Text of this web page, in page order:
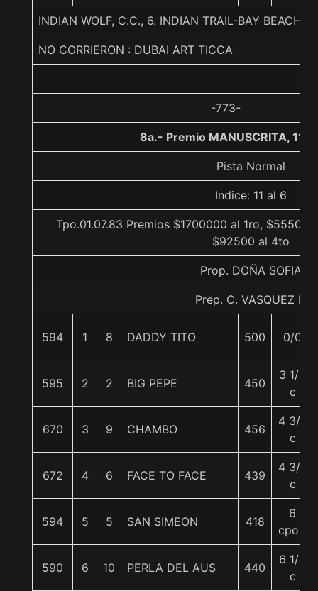
INDIAN WOLF, C.C., 6. INDIAN TRAIL-BAY BEACH-
NO CORRIERON : DUBAI ART TICCA
-773-
8a.- Premio MANUSCRITA,
Pista Normal
Indice: 11 al 6
Tpo.01.07.83 Premios $1700000 al 1ro,
$92500 al 4to
Prop. DOÑA SOFIA
Prep. C. VASQUEZ P.
594 1 8 DADDY TITO 500 0/0
595 2 2 BIG PEPE 450
3 1/2
c
670 3 9 CHAMBO 456
4 3/4
c
672 4 6 FACE TO FACE 439
4 3/4
c
594 5 5 SAN SIMEON 418
6
cpos.
590 6 10 PERLA DEL AUS 440
6 1/4
c